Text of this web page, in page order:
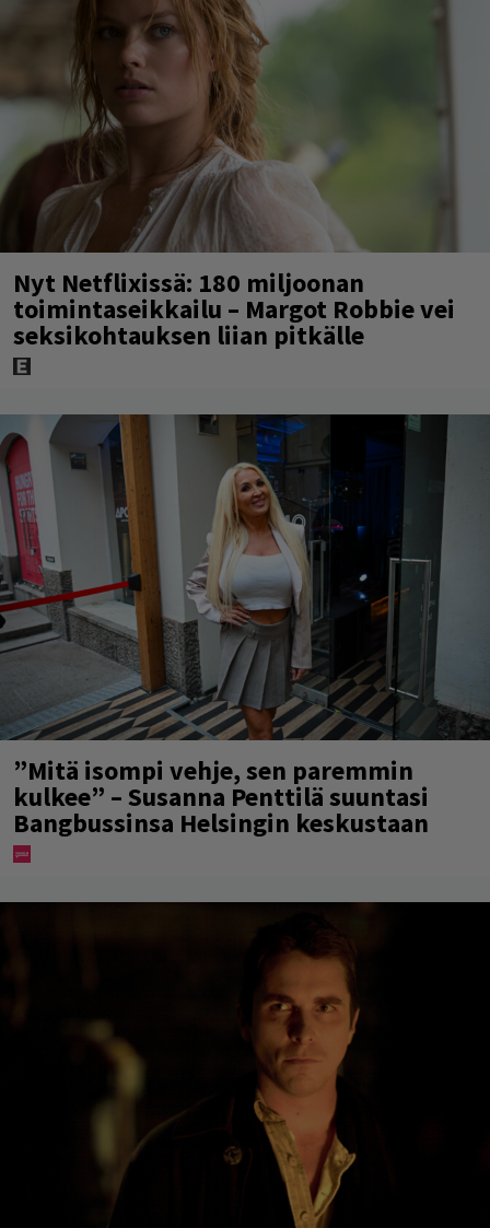
Nyt Netflixissä: 180 miljoonan
toimintaseikkailu – Margot Robbie vei
seksikohtauksen liian pitkälle
”Mitä isompi vehje, sen paremmin
kulkee” – Susanna Penttilä suuntasi
Bangbussinsa Helsingin keskustaan